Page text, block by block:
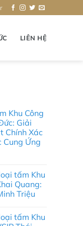
LIÊN HỆ
Khu Công
Giải
Chính Xác
Cung Ứng
tấm Khu
Quang:
Triệu
tấm Khu